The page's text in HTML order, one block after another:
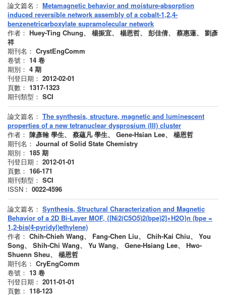
論文篇名： Metamagnetic behavior and moisture-absorption
induced reversible network assembly of a cobalt-1,2,4-
benzenetricarboxylate supramolecular network
作者： Huey-Ting Chung、 楊振宜、 楊恩哲、 彭佳倩、 蔡惠蓮、 劉彥
祥
期刊名： CrystEngComm
卷號： 14 卷
期別： 4 期
刊登日期： 2012-02-01
頁數： 1317-1323
期刊類型： SCI
論文篇名： The synthesis, structure, magnetic and luminescent
properties of a new tetranuclear dysprosium (III) cluster
作者： 陳彥翰 學生、 蔡蘊凡 學生、 Gene-Hsian Lee、 楊恩哲
期刊名： Journal of Solid State Chemistry
期別： 185 期
刊登日期： 2012-01-01
頁數： 166-171
期刊類型： SCI
ISSN： 0022-4596
論文篇名： Synthesis, Structural Characterization and Magnetic
Behavior of a 2D Bi-Layer MOF, {[Ni2(C5O5)2(bpe)2]×H2O}n (bpe =
1,2-bis(4-pyridyl)ethylene)
作者： Chih-Chieh Wang、 Fang-Chen Liu、 Chih-Kai Chiu、 You
Song、 Shih-Chi Wang、 Yu Wang、 Gene-Hsiang Lee、 Hwo-
Shuenn Sheu、 楊恩哲
期刊名： CryEngComm
卷號： 13 卷
刊登日期： 2011-01-01
頁數： 118-123